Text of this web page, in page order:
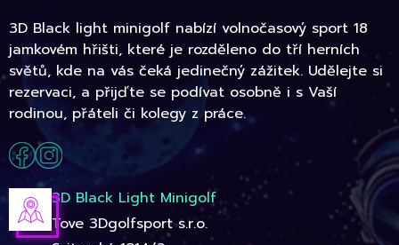
3D Black light minigolf nabízí volnočasový sport 18
jamkovém hřišti, které je rozděleno do tří herních
světů, kde na vás čeká jedinečný zážitek. Udělejte si
rezervaci, a přijďte se podívat osobně i s Vaší
rodinou, přáteli či kolegy z práce.
3D Black Light Minigolf
Tove 3Dgolfsport s.r.o.